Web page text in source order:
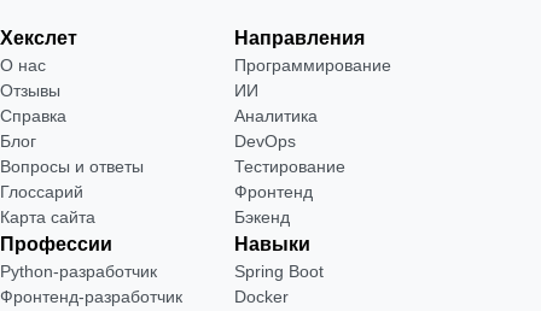
Хекслет
О нас
Отзывы
Справка
Блог
Вопросы и ответы
Глоссарий
Карта сайта
Направления
Программирование
ИИ
Аналитика
DevOps
Тестирование
Фронтенд
Бэкенд
Профессии
Python-разработчик
Фронтенд-разработчик
Навыки
Spring Boot
Docker